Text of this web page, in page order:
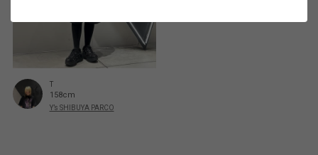
158cm
Y’s SHIBUYA PARCO